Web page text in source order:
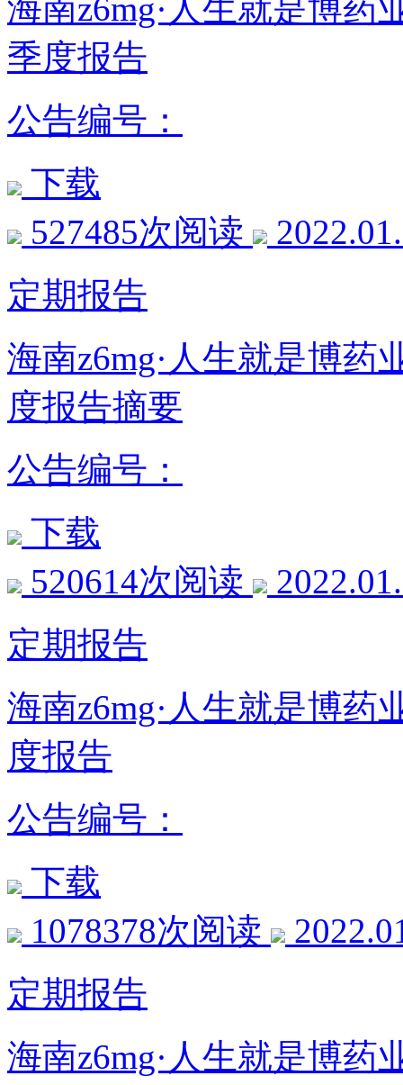
海南z6mg·人生就是博药
季度报告
公告编号：
下载
527485次阅读
定期报告
海南z6mg·人生就是博药
度报告摘要
公告编号：
下载
520614次阅读
定期报告
海南z6mg·人生就是博药
度报告
公告编号：
下载
1078378次阅读
定期报告
海南z6mg·人生就是博药